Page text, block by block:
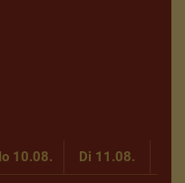
10.08. Di 11.08.